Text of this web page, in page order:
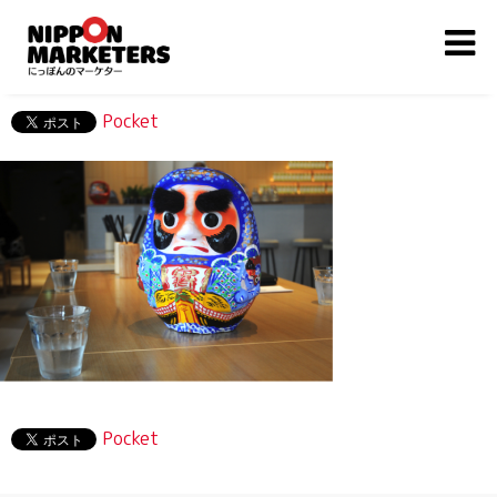
Pocket
Pocket